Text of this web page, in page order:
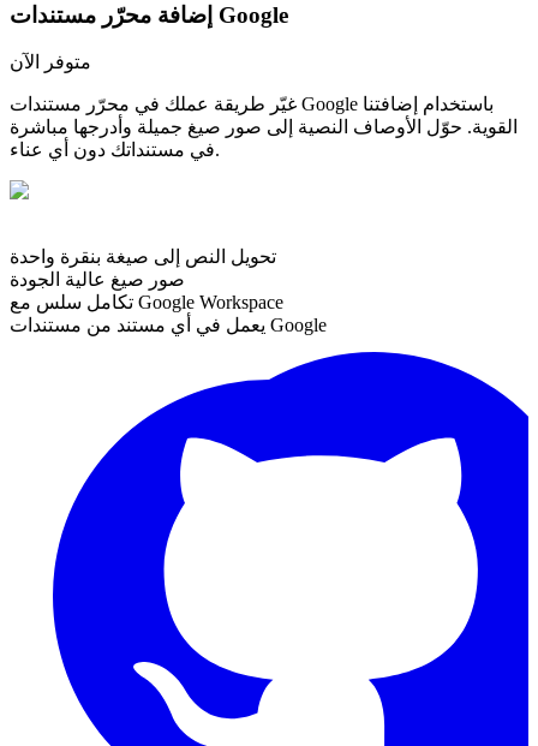
إضافة محرّر مستندات Google
متوفر الآن
غيّر طريقة عملك في محرّر مستندات Google باستخدام إضافتنا
القوية. حوّل الأوصاف النصية إلى صور صيغ جميلة وأدرجها مباشرة
في مستنداتك دون أي عناء.
تحويل النص إلى صيغة بنقرة واحدة
صور صيغ عالية الجودة
تكامل سلس مع Google Workspace
يعمل في أي مستند من مستندات Google